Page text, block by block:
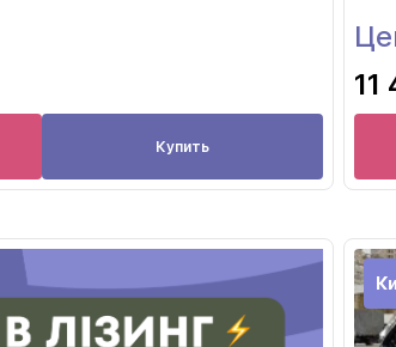
Купить
11